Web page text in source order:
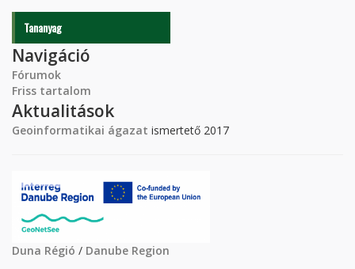
Tananyag
Navigáció
Fórumok
Friss tartalom
Aktualitások
Geoinformatikai ágazat ismertető 2017
Duna Régió / Danube Region